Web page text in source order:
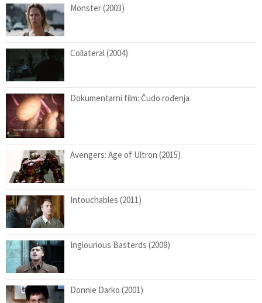
Monster (2003)
Collateral (2004)
Dokumentarni film: Čudo rođenja
Avengers: Age of Ultron (2015)
Intouchables (2011)
Inglourious Basterds (2009)
Donnie Darko (2001)